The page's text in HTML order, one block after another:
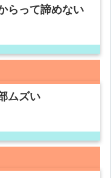
らって諦めない
ムズい